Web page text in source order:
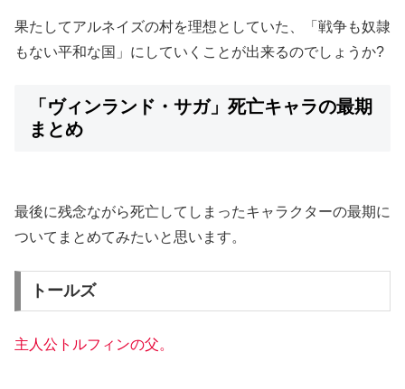
果たしてアルネイズの村を理想としていた、「戦争も奴隷
もない平和な国」にしていくことが出来るのでしょうか?
「ヴィンランド・サガ」死亡キャラの最期
まとめ
最後に残念ながら死亡してしまったキャラクターの最期に
ついてまとめてみたいと思います。
トールズ
主人公トルフィンの父。